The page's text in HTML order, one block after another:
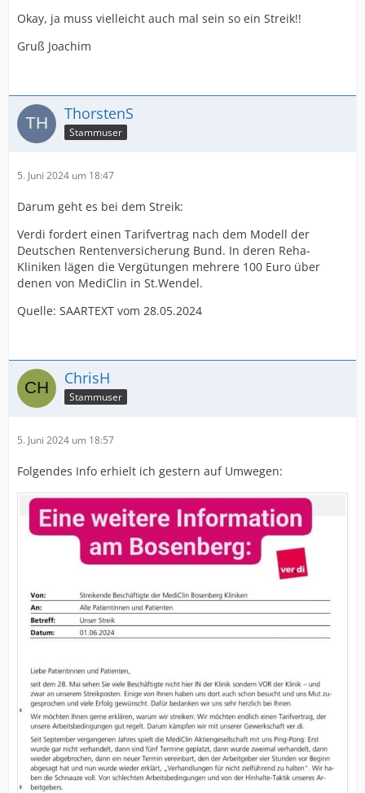
Okay, ja muss vielleicht auch mal sein so ein Streik!!
Gruß Joachim
ThorstenS
Stammuser
5. Juni 2024 um 18:47
Darum geht es bei dem Streik:
Verdi fordert einen Tarifvertrag nach dem Modell der
Deutschen Rentenversicherung Bund. In deren Reha-
Kliniken lägen die Vergütungen mehrere 100 Euro über
denen von MediClin in St.Wendel.
Quelle: SAARTEXT vom 28.05.2024
ChrisH
Stammuser
5. Juni 2024 um 18:57
Folgendes Info erhielt ich gestern auf Umwegen: